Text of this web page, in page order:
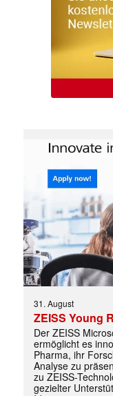
31. August
ZEISS Young
Der ZEISS
ermöglicht es
Pharma, ihr
Analyse zu
zu ZEISS-
gezielter